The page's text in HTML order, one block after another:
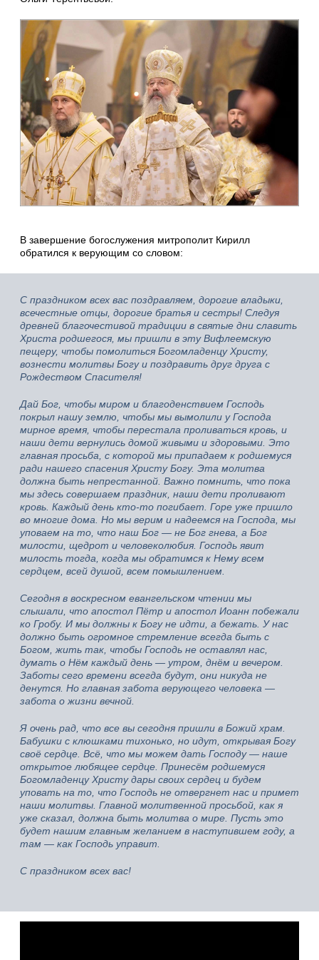
В завершение богослужения митрополит Кирилл
обратился к верующим со словом:
С праздником всех вас поздравляем, дорогие владыки,
всечестные отцы, дорогие братья и сестры! Следуя
древней благочестивой традиции в святые дни славить
Христа родшегося, мы пришли в эту Вифлеемскую
пещеру, чтобы помолиться Богомладенцу Христу,
вознести молитвы Богу и поздравить друг друга с
Рождеством Спасителя!
Дай Бог, чтобы миром и благоденствием Господь
покрыл нашу землю, чтобы мы вымолили у Господа
мирное время, чтобы перестала проливаться кровь, и
наши дети вернулись домой живыми и здоровыми. Это
главная просьба, с которой мы припадаем к родшемуся
ради нашего спасения Христу Богу. Эта молитва
должна быть непрестанной. Важно помнить, что пока
мы здесь совершаем праздник, наши дети проливают
кровь. Каждый день кто-то погибает. Горе уже пришло
во многие дома. Но мы верим и надеемся на Господа, мы
уповаем на то, что наш Бог — не Бог гнева, а Бог
милости, щедрот и человеколюбия. Господь явит
милость тогда, когда мы обратимся к Нему всем
сердцем, всей душой, всем помышлением.
Сегодня в воскресном евангельском чтении мы
слышали, что апостол Пётр и апостол Иоанн побежали
ко Гробу. И мы должны к Богу не идти, а бежать. У нас
должно быть огромное стремление всегда быть с
Богом, жить так, чтобы Господь не оставлял нас,
думать о Нём каждый день — утром, днём и вечером.
Заботы сего времени всегда будут, они никуда не
денутся. Но главная забота верующего человека —
забота о жизни вечной.
Я очень рад, что все вы сегодня пришли в Божий храм.
Бабушки с клюшками тихонько, но идут, открывая Богу
своё сердце. Всё, что мы можем дать Господу — наше
открытое любящее сердце. Принесём родшемуся
Богомладенцу Христу дары своих сердец и будем
уповать на то, что Господь не отвергнет нас и примет
наши молитвы. Главной молитвенной просьбой, как я
уже сказал, должна быть молитва о мире. Пусть это
будет нашим главным желанием в наступившем году, а
там — как Господь управит.
С праздником всех вас!